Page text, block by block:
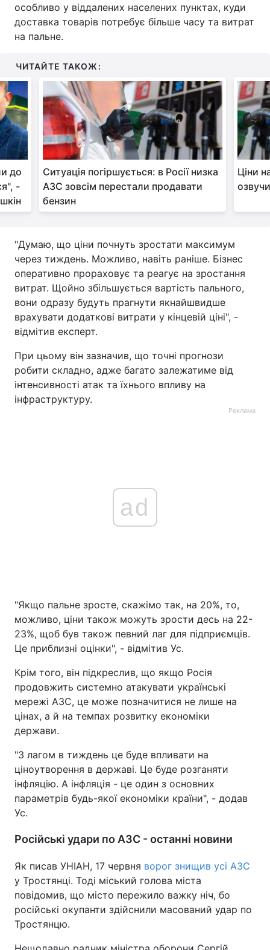
особливо у віддалених населених пунктах, куди
доставка товарів потребує більше часу та витрат
на пальне.
ЧИТАЙТЕ ТАКОЖ:
до
-
Ситуація погіршується: в Росії низка
АЗС зовсім перестали продавати
бензин
Ціни
"Думаю, що ціни почнуть зростати максимум
через тиждень. Можливо, навіть раніше. Бізнес
оперативно прораховує та реагує на зростання
витрат. Щойно збільшується вартість пального,
вони одразу будуть прагнути якнайшвидше
врахувати додаткові витрати у кінцевій ціні", -
відмітив експерт.
При цьому він зазначив, що точні прогнози
робити складно, адже багато залежатиме від
інтенсивності атак та їхнього впливу на
інфраструктуру.
Реклама
ad
"Якщо пальне зросте, скажімо так, на 20%, то,
можливо, ціни також можуть зрости десь на 22-
23%, щоб був також певний лаг для підприємців.
Це приблизні оцінки", - відмітив Ус.
Крім того, він підкреслив, що якщо Росія
продовжить системно атакувати українські
мережі АЗС, це може позначитися не лише на
цінах, а й на темпах розвитку економіки
держави.
"З лагом в тиждень це буде впливати на
ціноутворення в державі. Це буде розганяти
інфляцію. А інфляція - це один з основних
параметрів будь-якої економіки країни", - додав
Ус.
Російські удари по АЗС - останні новини
Як писав УНІАН, 17 червня ворог знищив усі АЗС
у Тростянці. Тоді міський голова міста
повідомив, що місто пережило важку ніч, бо
російські окупанти здійснили масований удар по
Тростянцю.